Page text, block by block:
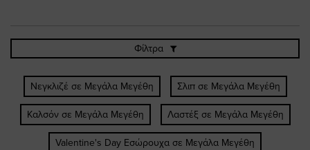
Φίλτρα
Νεγκλιζέ σε Μεγάλα Μεγέθη Σλιπ σε Μεγάλα Μεγέθη
Καλσόν σε Μεγάλα Μεγέθη Λαστέξ σε Μεγάλα Μεγέθη
Valentine's Day Εσώρουχα σε Μεγάλα Μεγέθη